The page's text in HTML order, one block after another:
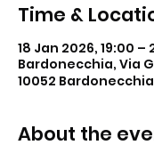
Time &
18 Jan 2026, 19:00 –
Bardonecchia, Via
10052
About the